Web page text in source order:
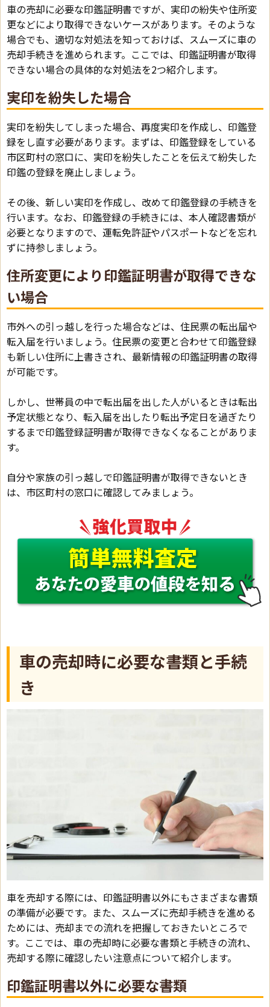
車の売却に必要な印鑑証明書ですが、実印の紛失や住所変
更などにより取得できないケースがあります。そのような
場合でも、適切な対処法を知っておけば、スムーズに車の
売却手続きを進められます。ここでは、印鑑証明書が取得
できない場合の具体的な対処法を2つ紹介します。
実印を紛失した場合
実印を紛失してしまった場合、再度実印を作成し、印鑑登
録をし直す必要があります。まずは、印鑑登録をしている
市区町村の窓口に、実印を紛失したことを伝えて紛失した
印鑑の登録を廃止しましょう。
その後、新しい実印を作成し、改めて印鑑登録の手続きを
行います。なお、印鑑登録の手続きには、本人確認書類が
必要となりますので、運転免許証やパスポートなどを忘れ
ずに持参しましょう。
住所変更により印鑑証明書が取得できな
い場合
市外への引っ越しを行った場合などは、住民票の転出届や
転入届を行いましょう。住民票の変更と合わせて印鑑登録
も新しい住所に上書きされ、最新情報の印鑑証明書の取得
が可能です。
しかし、世帯員の中で転出届を出した人がいるときは転出
予定状態となり、転入届を出したり転出予定日を過ぎたり
するまで印鑑登録証明書が取得できなくなることがありま
す。
自分や家族の引っ越しで印鑑証明書が取得できないとき
は、市区町村の窓口に確認してみましょう。
車の売却時に必要な書類と手続
き
車を売却する際には、印鑑証明書以外にもさまざまな書類
の準備が必要です。また、スムーズに売却手続きを進める
ためには、売却までの流れを把握しておきたいところで
す。ここでは、車の売却時に必要な書類と手続きの流れ、
売却する際に確認したい注意点について紹介します。
印鑑証明書以外に必要な書類